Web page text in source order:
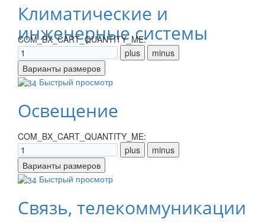
Климатические и
инженерные системы
COM_BX_CART_QUANTITY_ME:
Быстрый просмотр
Освещение
COM_BX_CART_QUANTITY_ME:
Быстрый просмотр
Связь, телекоммуникации